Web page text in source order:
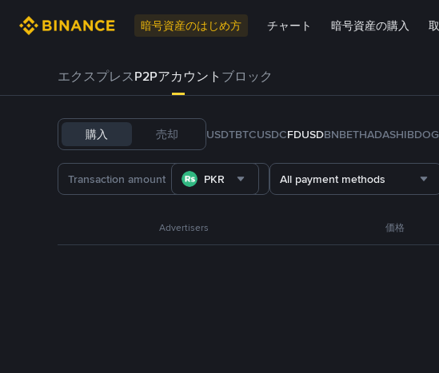
暗号資産のはじめ方 チャート 暗号資産の購入
エクスプレスP2Pアカウント ブロック
購入 売却 USDTBTCUSDCFDUSDBNBETHADASHIB
PKR All payment methods
Advertisers 価格